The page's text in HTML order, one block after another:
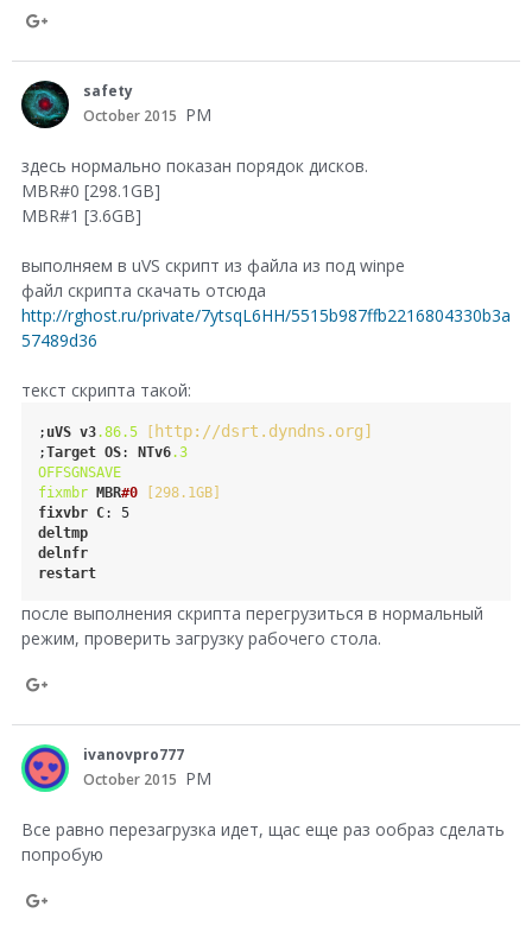
o
n
G
o
o
g
e
+
a
e
o
G
o
g
safety
October 2015 PM
здесь нормально показан порядок дисков.
MBR#0 [298.1GB]
MBR#1 [3.6GB]
выполняем в uVS скрипт из файла из под winpe
файл скрипта скачать отсюда
http://rghost.ru/private/7ytsqL6HH/5515b987ffb2216804330b3a
57489d36
текст скрипта такой:
; uVS v3.86.5 http://dsrt.dyndns.org]
;Target OS: NTv6.3
OFFSGNSAVE
fixmbr
MBR#0
[298.1GB]
fixvbr C: 5
deltmp
delnfr
restart
после выполнения скрипта перегрузиться в нормальный
режим, проверить загрузку рабочего стола.
a
n
ivanovpro777
October 2015 PM
Все равно перезагрузка идет, щас еще раз ообраз сделать
попробую